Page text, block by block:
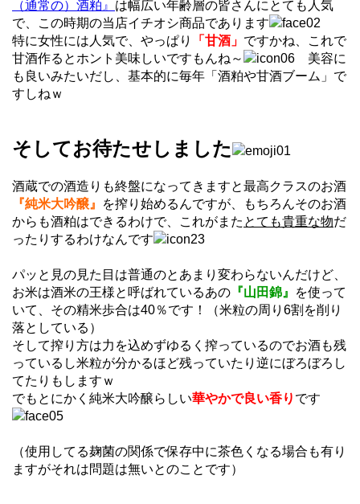
（通常の）酒粕』 は幅広い年齢層の皆さんにとても人気
で、この時期の当店イチオシ商品であります
特に女性には人気で、やっぱり
「甘酒」 ですかね、これで
甘酒作るとホント美味しいですもんね～
美容に
も良いみたいだし、基本的に毎年「酒粕や甘酒ブーム」で
すしねｗ
そしてお待たせしました
酒蔵での酒造りも終盤になってきますと最高クラスのお酒
『純米大吟醸』
を搾り始めるんですが、もちろんそのお酒
からも酒粕はできるわけで、これがまた とても貴重な物だ
ったりするわけなんです
パッと見の見た目は普通のとあまり変わらないんだけど、
お米は酒米の王様と呼ばれているあの 『山田錦』
を使って
いて、その精米歩合は40％です！（米粒の周り6割を削り
落としている）
そして搾り方は力を込めずゆるく搾っているのでお酒も残
っているし米粒が分かるほど残っていたり逆にぼろぼろし
てたりもしますｗ
でもとにかく純米大吟醸らしい華やかで良い香り です
（使用してる麹菌の関係で保存中に茶色くなる場合も有り
ますがそれは問題は無いとのことです）